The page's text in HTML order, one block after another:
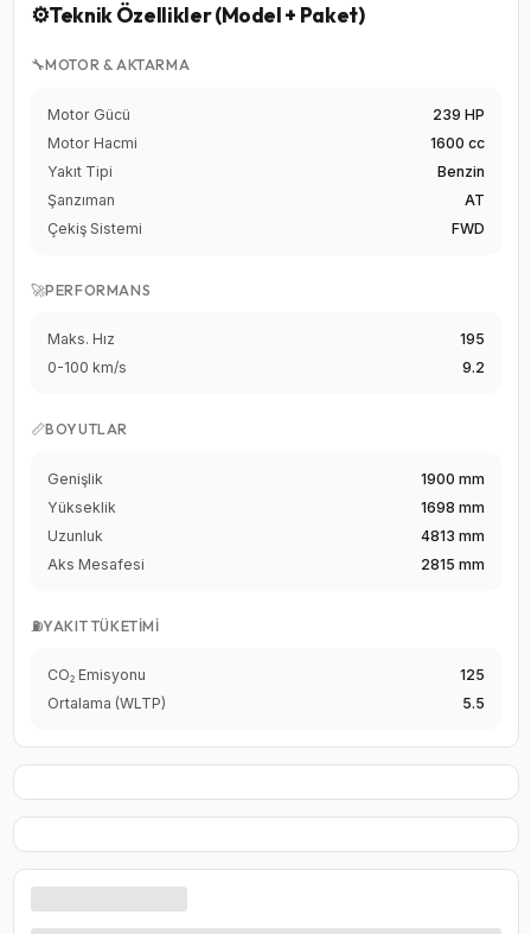
⚙️Teknik Özellikler (Model + Paket)
🔧MOTOR & AKTARMA
Motor Gücü
239 HP
Motor Hacmi
1600 cc
Yakıt Tipi
Benzin
Şanzıman
AT
Çekiş Sistemi
FWD
🚀PERFORMANS
Maks. Hız
195
0-100 km/s
9.2
📏BOYUTLAR
Genişlik
1900 mm
Yükseklik
1698 mm
Uzunluk
4813 mm
Aks Mesafesi
2815 mm
⛽YAKIT TÜKETIMI
CO₂ Emisyonu
125
Ortalama (WLTP)
5.5